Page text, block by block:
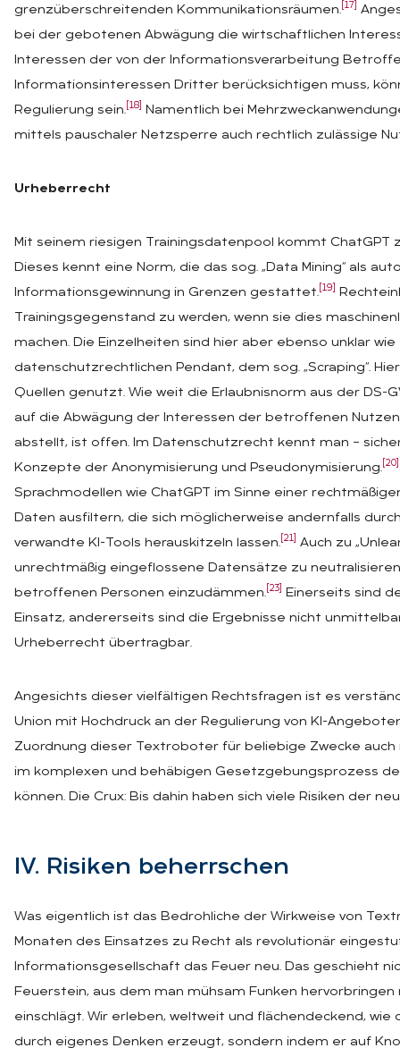
grenzüberschreitenden Kommunikationsräumen. [17]
bei der gebotenen Abwägung die wirtschaftlichen
Interessen der von der Informationsverarbeitung
Informationsinteressen Dritter berücksichtigen muss,
Regulierung sein. [18]
Namentlich bei
mittels pauschaler Netzsperre auch rechtlich zulässige
Urheberrecht
Mit seinem riesigen Trainingsdatenpool kommt
Dieses kennt eine Norm, die das sog. „Data Mining“ als
Informationsgewinnung in Grenzen gestattet. [19]
Trainingsgegenstand zu werden, wenn sie dies
machen. Die Einzelheiten sind hier aber ebenso unklar
datenschutzrechtlichen Pendant, dem sog. „Scraping“.
Quellen genutzt. Wie weit die Erlaubnisnorm aus der
auf die Abwägung der Interessen der betroffenen
abstellt, ist offen. Im Datenschutzrecht kennt man –
Konzepte der Anonymisierung und Pseudonymisierung. [20]
Sprachmodellen wie ChatGPT im Sinne einer
Daten ausfiltern, die sich möglicherweise andernfalls
verwandte KI-Tools herauskitzeln lassen. [21]
Auch zu
unrechtmäßig eingeflossene Datensätze zu
betroffenen Personen einzudämmen. [23]
Einerseits sind
Einsatz, andererseits sind die Ergebnisse nicht
Urheberrecht übertragbar.
Angesichts dieser vielfältigen Rechtsfragen ist es
Union mit Hochdruck an der Regulierung von KI-
Zuordnung dieser Textroboter für beliebige Zwecke auch
im komplexen und behäbigen Gesetzgebungsprozess
können. Die Crux: Bis dahin haben sich viele Risiken der
IV. Ri­si­ken be­herr­schen
Was eigentlich ist das Bedrohliche der Wirkweise von
Monaten des Einsatzes zu Recht als revolutionär
Informationsgesellschaft das Feuer neu. Das geschieht
Feuerstein, aus dem man mühsam Funken
einschlägt. Wir erleben, weltweit und flächendeckend,
durch eigenes Denken erzeugt, sondern indem er auf